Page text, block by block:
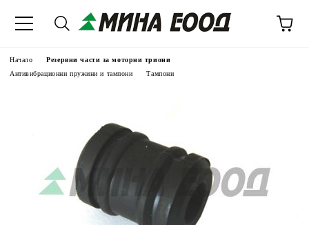
Начало
Резервни части за моторни триони
Антивибрационни пружини и тампони
Тампони